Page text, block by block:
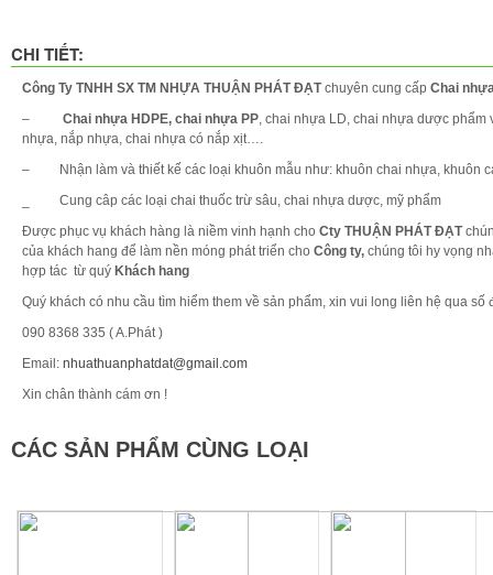
CHI TIẾT:
Công Ty TNHH SX TM NHỰA THUẬN PHÁT ĐẠTchuyên cung cấp Chai
– Chai nhựa HDPE, chai nhựa PP, chai nhựa LD, chai nhựa dược phẩm
nhựa, nắp nhựa, chai nhựa có nắp xịt….
– Nhận làm và thiết kế các loại khuôn mẫu như: khuôn chai nhựa, khuôn
_ Cung câp các loại chai thuốc trừ sâu, chai nhựa dược, mỹ phẩm
Được phục vụ khách hàng là niềm vinh hạnh cho Cty THUẬN PHÁT ĐẠT
của khách hang để làm nền móng phát triển cho Công ty, chúng tôi hy vọng
hợp tác từ quý Khách hang
Quý khách có nhu cầu tìm hiểm them về sản phẩm, xin vui long liên hệ qua số
090 8368 335 ( A.Phát )
Email: nhuathuanphatdat@gmail.com
Xin chân thành cám ơn !
CÁC SẢN PHẨM CÙNG LOẠI